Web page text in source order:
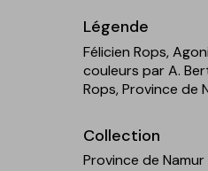
Légende
Félicien Rops,
couleurs par A.
Rops, Province de
Collection
Province de Namur